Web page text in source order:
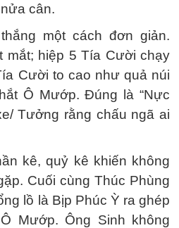
cân.
một cách đơn giản.
mắt; hiệp 5 Tía Cười chạy
Cười to cao như quả núi
Ô Mướp. Ðúng là “Nực
Tưởng rằng chấu ngã ai
kê, quỷ kê khiến không
Cuối cùng Thúc Phùng
lồ là Bịp Phúc Ỳ ra ghép
Mướp. Ông Sinh không